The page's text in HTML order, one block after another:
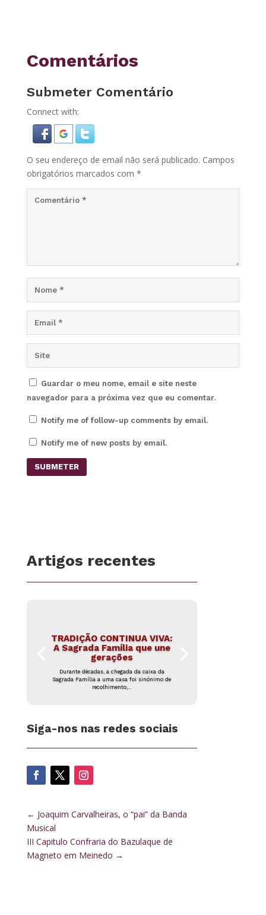
Comentários
Submeter Comentário
Connect with:
O seu endereço de email não será publicado. Campos
obrigatórios marcados com *
Guardar o meu nome, email e site neste
navegador para a próxima vez que eu comentar.
Notify me of follow-up comments by email.
Notify me of new posts by email.
SUBMETER
Artigos recentes
TRADIÇÃO CONTINUA VIVA:
A Sagrada Família que une
gerações
Durante décadas, a chegada da caixa da
Sagrada Família a uma casa foi sinónimo de
recolhimento,...
Siga-nos nas redes sociais
← Joaquim Carvalheiras, o “pai” da Banda
Musical
III Capitulo Confraria do Bazulaque de
Magneto em Meinedo →